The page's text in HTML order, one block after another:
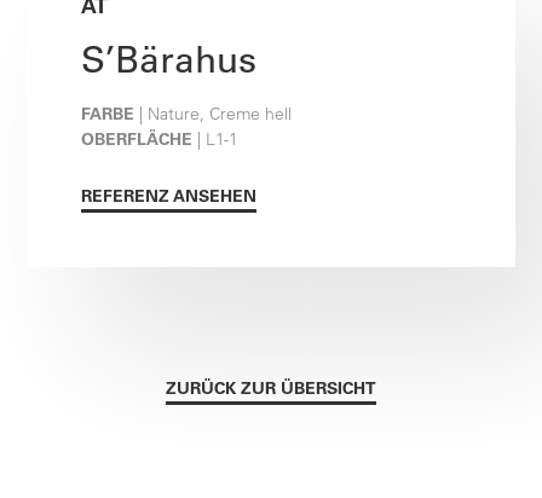
S’Bärahus
FARBE | Nature, Creme hell
OBERFLÄCHE | L1-1
REFERENZ ANSEHEN
ZURÜCK ZUR ÜBERSICHT